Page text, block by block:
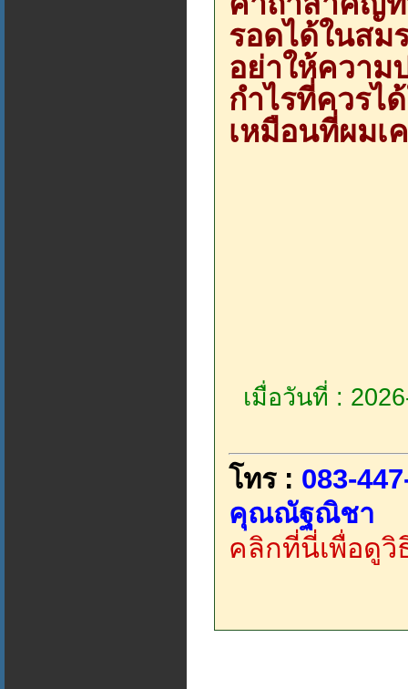
รอดได้ในสม
อย่าให้ความ
กำไรที่ควรไ
เหมือนที่ผมเ
เมื่อวันที่ :
โทร : 083-
คุณณัฐณิชา
คลิกที่นี่เพื่อดูวิ